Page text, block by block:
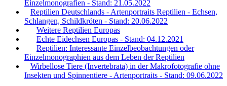
Einzelmonografien - Stand: 21.05.2022
Reptilien Deutschlands - Artenportraits Reptilien - Echsen,
Schlangen, Schildkröten - Stand: 20.06.2022
Weitere Reptilien Europas
Echte Eidechsen Europas - Stand: 04.12.2021
Reptilien: Interessante Einzelbeobachtungen oder
Einzelmonographien aus dem Leben der Reptilien
Wirbellose Tiere (Invertebrata) in der Makrofotografie ohne
Insekten und Spinnentiere - Artenportraits - Stand: 09.06.2022